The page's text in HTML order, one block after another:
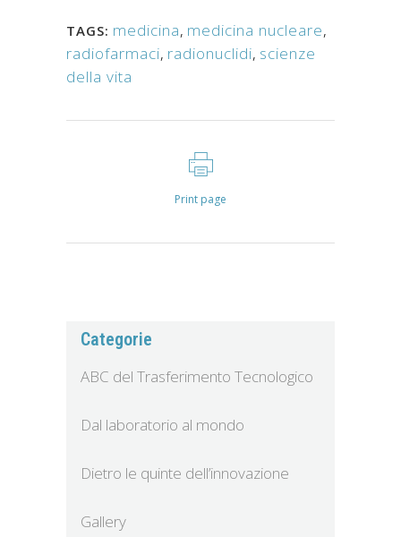
TAGS: medicina, medicina nucleare,
radiofarmaci, radionuclidi, scienze
della vita
Print page
Categorie
ABC del Trasferimento Tecnologico
Dal laboratorio al mondo
Dietro le quinte dell’innovazione
Gallery